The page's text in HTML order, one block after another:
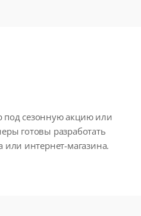
под сезонную акцию или
готовы разработать
или интернет-магазина.